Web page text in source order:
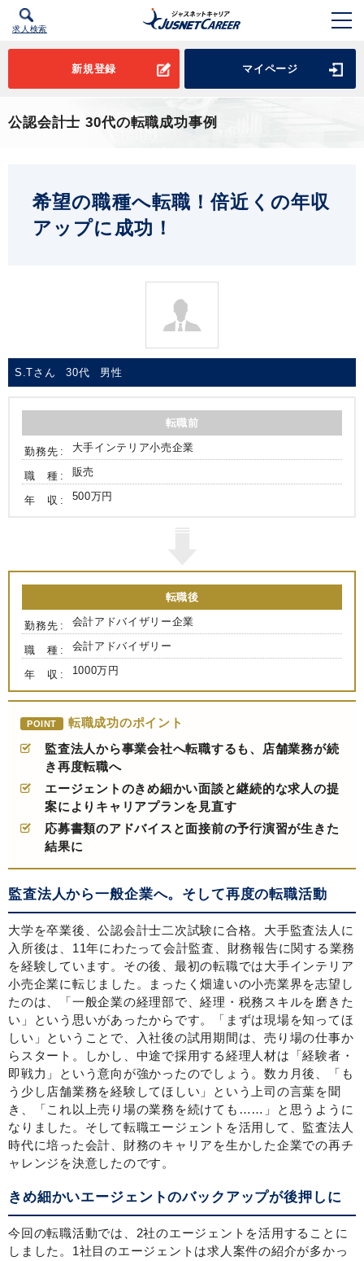
求人検索
新規登録 マイページ
公認会計士 30代の転職成功事例
希望の職種へ転職！倍近くの年収
アップに成功！
S.Tさん 30代 男性
転職前
勤務先 大手インテリア小売企業
職 種 販売
年 収 500万円
転職後
勤務先 会計アドバイザリー企業
職 種 会計アドバイザリー
年 収 1000万円
POINT
転職成功のポイント
監査法人から事業会社へ転職するも、店舗業務が続
き再度転職へ
エージェントのきめ細かい面談と継続的な求人の提
案によりキャリアプランを見直す
応募書類のアドバイスと面接前の予行演習が生きた
結果に
監査法人から一般企業へ。そして再度の転職活動
大学を卒業後、公認会計士二次試験に合格。大手監査法人に
入所後は、11年にわたって会計監査、財務報告に関する業務
を経験しています。その後、最初の転職では大手インテリア
小売企業に転じました。まったく畑違いの小売業界を志望し
たのは、「一般企業の経理部で、経理・税務スキルを磨きた
い」という思いがあったからです。「まずは現場を知ってほ
しい」ということで、入社後の試用期間は、売り場の仕事か
らスタート。しかし、中途で採用する経理人材は「経験者・
即戦力」という意向が強かったのでしょう。数カ月後、「も
う少し店舗業務を経験してほしい」という上司の言葉を聞
き、「これ以上売り場の業務を続けても……」と思うように
なりました。そして転職エージェントを活用して、監査法人
時代に培った会計、財務のキャリアを生かした企業での再チ
ャレンジを決意したのです。
きめ細かいエージェントのバックアップが後押しに
今回の転職活動では、2社のエージェントを活用することに
しました。1社目のエージェントは求人案件の紹介が多かっ